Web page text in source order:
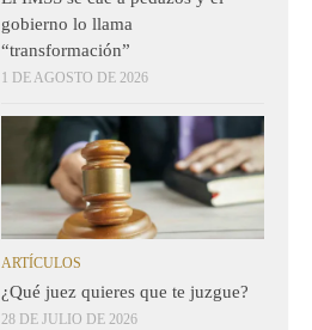
gobierno lo llama
“transformación”
1 DE AGOSTO DE 2026
ARTÍCULOS
¿Qué juez quieres que te juzgue?
28 DE JULIO DE 2026